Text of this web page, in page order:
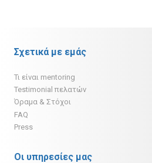
Σχετικά με εμάς
Τι είναι mentoring
Testimonial πελατών
Όραμα & Στόχοι
FAQ
Press
Οι υπηρεσίες μας